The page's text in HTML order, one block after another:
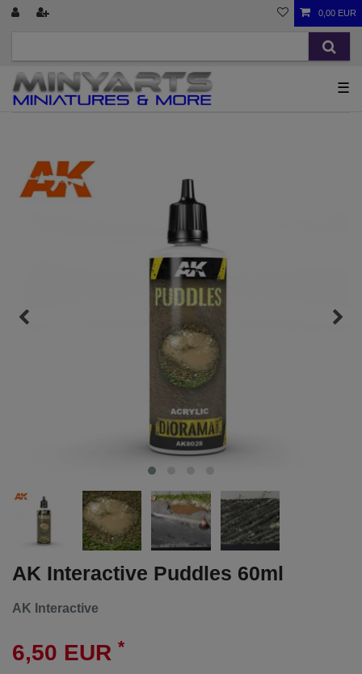
0,00 EUR
☰
AK Interactive Puddles 60ml
AK Interactive
6,50 EUR *